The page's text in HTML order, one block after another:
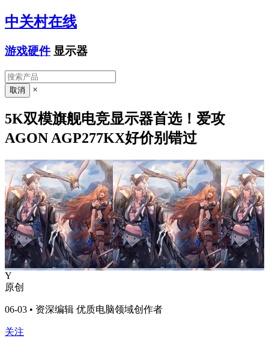
中关村在线
游戏硬件 显示器
×
5K双模旗舰电竞显示器首选！爱攻
AGON AGP277KX好价别错过
Y
原创
06-03 • 资深编辑 优质电脑领域创作者
关注